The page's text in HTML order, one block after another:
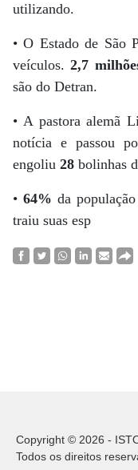
utilizando.
• O Estado de São
veículos.2,7
são do Detran.
• A pastora alemã
notícia e passou
engoliu 28 bolinhas
• 64% da
traiu suas esp
Copyright © 2026 -
Todos os direitos